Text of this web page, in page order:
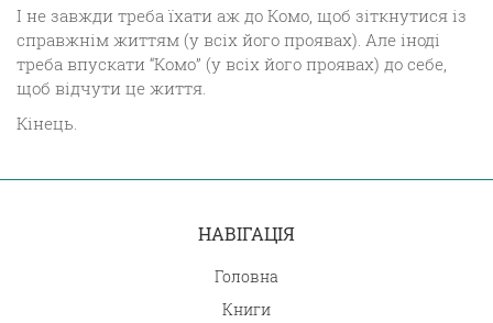
І не завжди треба їхати аж до Комо, щоб зіткнутися із
справжнім життям (у всіх його проявах). Але іноді
треба впускати “Комо” (у всіх його проявах) до себе,
щоб відчути це життя.
Кінець.
НАВІГАЦІЯ
Головна
Книги